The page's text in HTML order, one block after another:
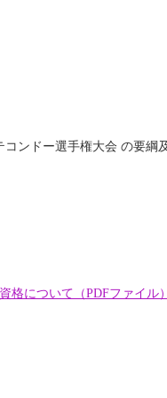
ンドー選手権大会 の要綱
格について（PDFファイル）